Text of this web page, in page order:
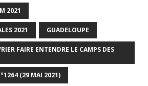
2021
2021 GUADELOUPE
FAIRE ENTENDRE LE CAMPS DES
(29 MAI 2021)